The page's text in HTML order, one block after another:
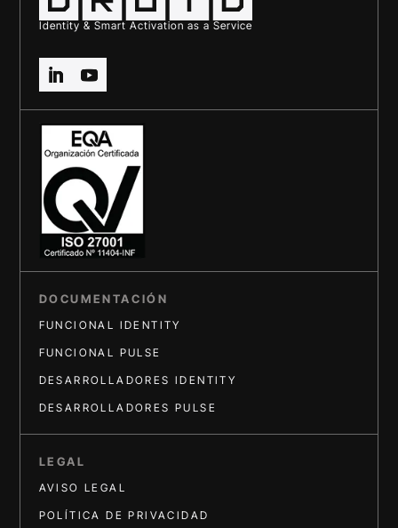
Identity & Smart Activation as a Service
DOCUMENTACIÓN
FUNCIONAL IDENTITY
FUNCIONAL PULSE
DESARROLLADORES IDENTITY
DESARROLLADORES PULSE
LEGAL
AVISO LEGAL
POLÍTICA DE PRIVACIDAD